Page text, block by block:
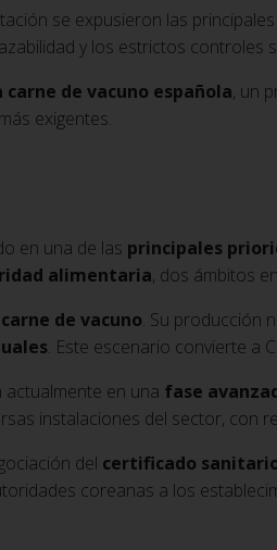
se expusieron las principales
y los estrictos
carne de vacuno española, un
exigentes.
en una de las principales
alimentaria, dos ámbitos
de vacuno. Su producción
. Este escenario convierte a
en una fase
instalaciones del sector, con
del certificado
coreanas a los